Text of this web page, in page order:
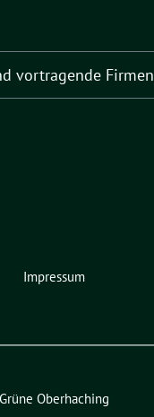
vortragende Firmen
Impressum
Grüne Oberhaching